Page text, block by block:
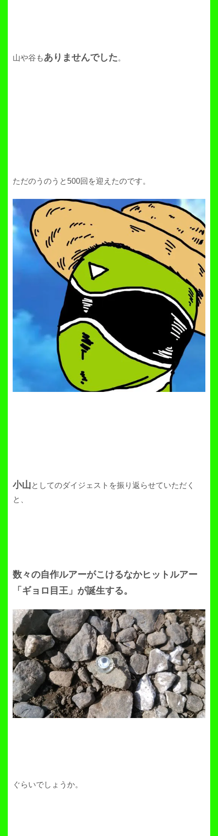
山や谷もありませんでした。
ただのうのうと500回を迎えたのです。
小山としてのダイジェストを振り返らせていただく
と、
数々の自作ルアーがこけるなかヒットルアー
「ギョロ目王」が誕生する。
ぐらいでしょうか。